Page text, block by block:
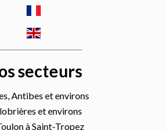
secteurs
Antibes et environs
et environs
à Saint-Tropez